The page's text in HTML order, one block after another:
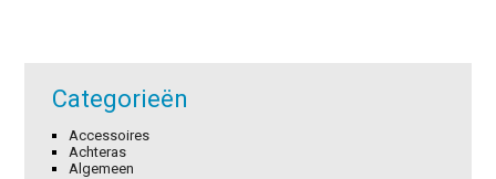
Categorieën
Accessoires
Achteras
Algemeen